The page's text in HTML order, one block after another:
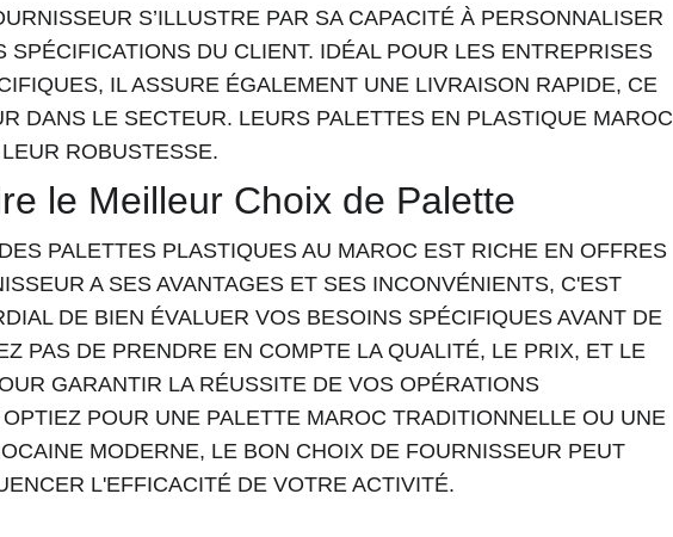
S’ILLUSTRE PAR SA CAPACITÉ À PERSONNALISER
SPÉCIFICATIONS DU CLIENT. IDÉAL POUR LES ENTREPRISES
IL ASSURE ÉGALEMENT UNE LIVRAISON RAPIDE, CE
DANS LE SECTEUR. LEURS PALETTES EN PLASTIQUE MAROC
ROBUSTESSE.
le Meilleur Choix de Palette
PALETTES PLASTIQUES AU MAROC EST RICHE EN OFFRES
A SES AVANTAGES ET SES INCONVÉNIENTS, C'EST
DE BIEN ÉVALUER VOS BESOINS SPÉCIFIQUES AVANT DE
PAS DE PRENDRE EN COMPTE LA QUALITÉ, LE PRIX, ET LE
GARANTIR LA RÉUSSITE DE VOS OPÉRATIONS
POUR UNE PALETTE MAROC TRADITIONNELLE OU UNE
MODERNE, LE BON CHOIX DE FOURNISSEUR PEUT
L'EFFICACITÉ DE VOTRE ACTIVITÉ.